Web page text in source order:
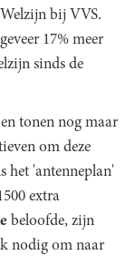
bij VVS.
17% meer
sinds de
tonen nog maar
om deze
het 'antenneplan'
extra
beloofde, zijn
nodig om naar